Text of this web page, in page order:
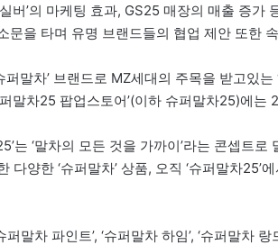
버’의 마케팅 효과, GS25 매장의 매출 증
문을 타며 유명 브랜드들의 협업 제안 또한
퍼말차’ 브랜드로 MZ세대의 주목을 받고있
말차25 팝업스토어’(이하 슈퍼말차25)에
는 ‘말차의 모든 것을 가까이’라는 콘셉트
다양한 ‘슈퍼말차’ 상품, 오직 ‘슈퍼말차
퍼말차 파인트’, ‘슈퍼말차 하임’, ‘슈퍼말차